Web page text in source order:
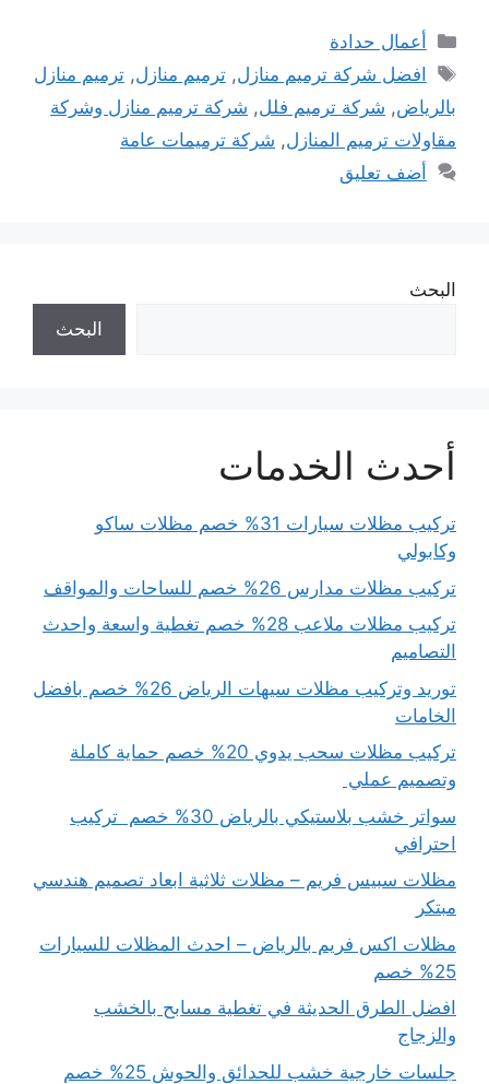
التصنيفات
أعمال حدادة
الوسوم
افضل شركة ترميم منازل,ترميم منازل,ترميم منازل
بالرياض, شركة ترميم فلل, شركة ترميم منازل وشركة
مقاولات ترميم المنازل, شركة ترميمات عامة
أضف تعليق
البحث
البحث
أحدث الخدمات
تركيب مظلات سيارات 31% خصم مظلات ساكو
وكابولي
تركيب مظلات مدارس 26% خصم للساحات والمواقف
تركيب مظلات ملاعب 28% خصم تغطية واسعة واحدث
التصاميم
توريد وتركيب مظلات سيهات الرياض 26% خصم بافضل
الخامات
تركيب مظلات سحب يدوي 20% خصم حماية كاملة
وتصميم عملي
سواتر خشب بلاستيكي بالرياض 30% خصم تركيب
احترافي
مظلات سبيس فريم – مظلات ثلاثية ابعاد تصميم هندسي
مبتكر
مظلات اكس فريم بالرياض – احدث المظلات للسيارات
25% خصم
افضل الطرق الحديثة في تغطية مسابح بالخشب
والزجاج
جلسات خارجية خشب للحدائق والحوش 25% خصم